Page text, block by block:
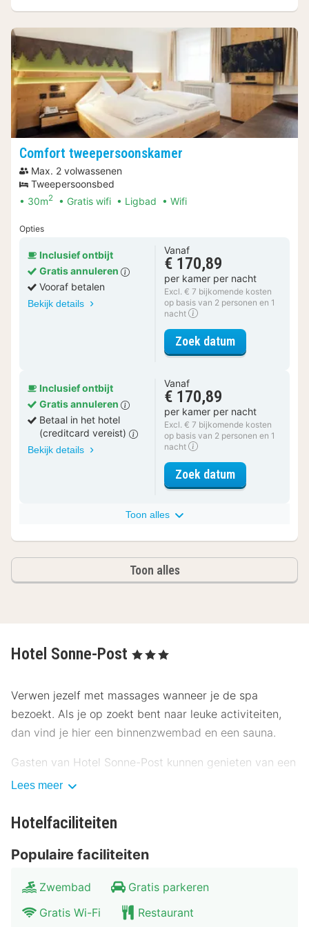
Comfort tweepersoonskamer
Max. 2 volwassenen
Tweepersoonsbed
30m2 Gratis wifi Ligbad Wifi
Opties
Inclusief ontbijt
Gratis annuleren
Vooraf betalen
Bekijk details
Vanaf
€ 170,89
per kamer per nacht
Excl. € 7 bijkomende kosten
op basis van 2 personen en 1
nacht
Zoek datumvoor Comfort
Inclusief ontbijt
Gratis annuleren
Betaal in het hotel
(creditcard vereist)
Bekijk details
Vanaf
€ 170,89
per kamer per nacht
Excl. € 7 bijkomende kosten
op basis van 2 personen en 1
nacht
Zoek datumvoor Comfort
Toon alles
Toon alles
Hotel Sonne-Post , 3 Sterren
Verwen jezelf met massages wanneer je de spa
bezoekt. Als je op zoekt bent naar leuke activiteiten,
dan vind je hier een binnenzwembad en een sauna.
Gasten van Hotel Sonne-Post kunnen genieten van een
deugddoende maaltijd in het restaurant. Dagelijks kun
ontbijtbuffet.
Hotelstars Union kent in Duitsland een officiële
sterrenclassificatie toe. Deze accommodatie heeft 3
stars toegekend gekregen.
De receptie is tijdens beperkte uren geopend. Ter
Lees meer
Hotelfaciliteiten
Populaire faciliteiten
Zwembad
Gratis parkeren
Gratis Wi-Fi
Restaurant